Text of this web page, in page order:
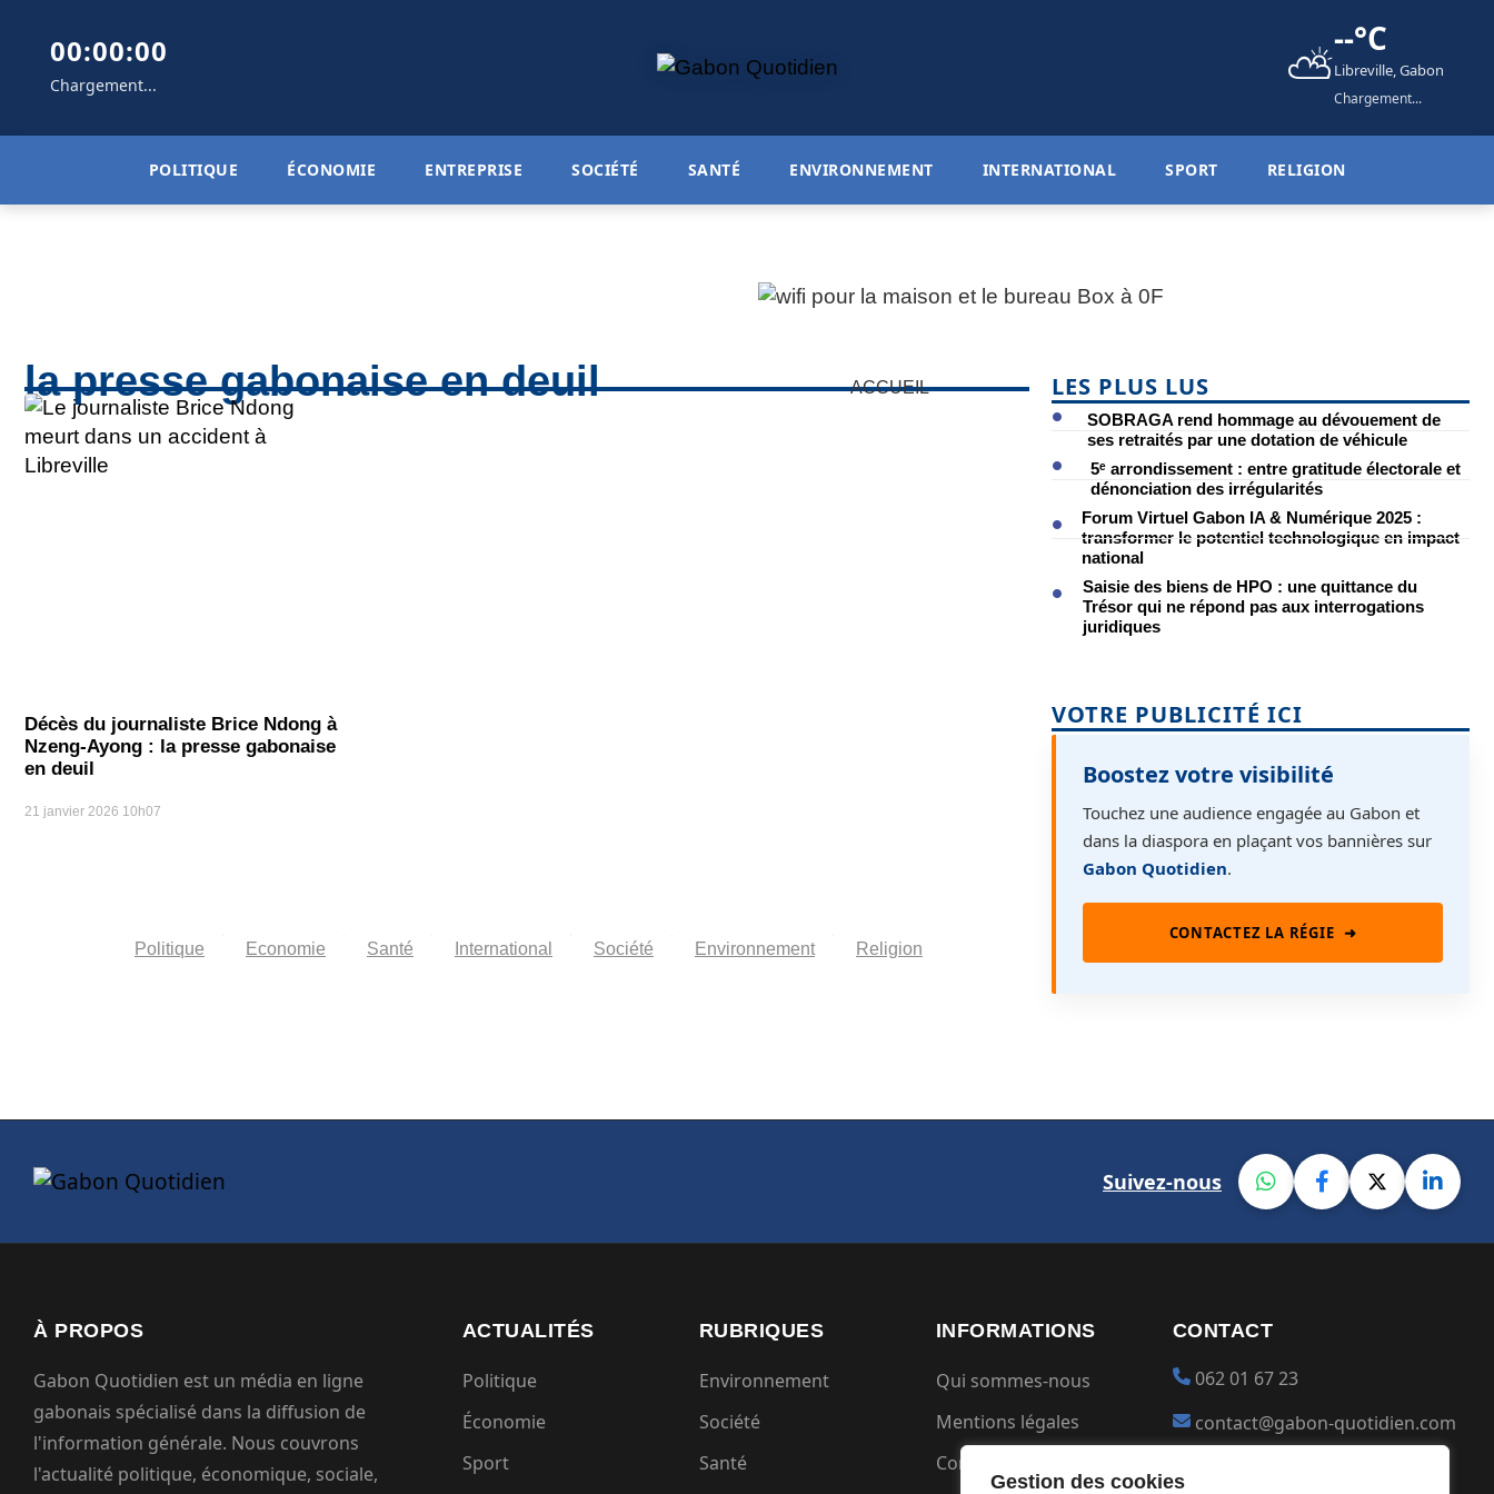
Gestion des cookies
00:00:00
Chargement... ⛅--°C
Libreville, Gabon
Chargement...
POLITIQUE ÉCONOMIE ENTREPRISE SOCIÉTÉ SANTÉ ENVIRONNEMENT INTERNATIONAL SPORT RELIGION
ACCUEIL
la presse gabonaise en deuil
Décès du journaliste Brice Ndong à
Nzeng-Ayong : la presse gabonaise
en deuil
21 janvier 2026 10h07
Politique Economie Santé International Société Environnement Religion
LES PLUS LUS
SOBRAGA rend hommage au dévouement de
ses retraités par une dotation de véhicule
5ᵉ arrondissement : entre gratitude électorale et
dénonciation des irrégularités
Forum Virtuel Gabon IA & Numérique 2025 :
transformer le potentiel technologique en impact
national
Saisie des biens de HPO : une quittance du
Trésor qui ne répond pas aux interrogations
juridiques
VOTRE PUBLICITÉ ICI
Boostez votre visibilité
Touchez une audience engagée au Gabon et
dans la diaspora en plaçant vos bannières sur
Gabon Quotidien.
CONTACTEZ LA RÉGIE ➜
Suivez-nous
À PROPOS
Gabon Quotidien est un média en ligne
gabonais spécialisé dans la diffusion de
l'information générale. Nous couvrons
l'actualité politique, économique, sociale,
ACTUALITÉS
Politique
Économie
Sport
RUBRIQUES
Environnement
Société
Santé
INFORMATIONS
Qui sommes-nous
Mentions légales
Conditions générales
CONTACT
062 01 67 23
contact@gabon-quotidien.com